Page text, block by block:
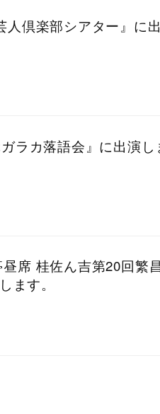
倶楽部シアター』に
ラカ落語会』に出演し
席 桂佐ん吉第20回繁
ます。